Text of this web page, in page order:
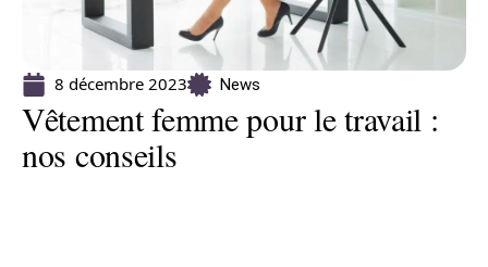
8 décembre 2023 News
Vêtement femme pour le travail :
nos conseils